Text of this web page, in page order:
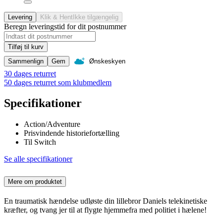
Levering Klik & HentIkke tilgængelig
Beregn leveringstid for dit postnummer
Tilføj til kurv
Sammenlign
Gem Ønskeskyen
30 dages returret
50 dages returret som klubmedlem
Specifikationer
Action/Adventure
Prisvindende historiefortælling
Til Switch
Se alle specifikationer
Mere om produktet
En traumatisk hændelse udløste din lillebror Daniels telekinetiske
kræfter, og tvang jer til at flygte hjemmefra med politiet i hælene!